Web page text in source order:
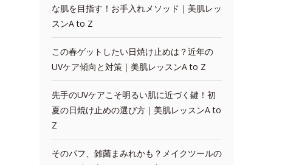
な肌を目指す！お手入れメソッド｜美肌レッ
スンA to Z
この春ゲットしたい日焼け止めは？近年の
UVケア傾向と対策｜美肌レッスンA to Z
先手のUVケアこそ明るい肌に近づく鍵！初
夏の日焼け止めの選び方｜美肌レッスンA to
Z
そのパフ、雑菌まみれかも？メイクツールの